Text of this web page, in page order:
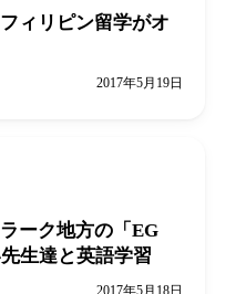
ィリピン留学がオ
2017年5月19日
ーク地方の「EG
生達と英語学習
2017年5月18日